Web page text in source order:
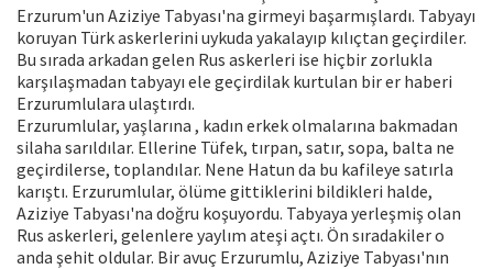
Erzurum'un Aziziye Tabyası'na girmeyi başarmışlardı. Tabyayı
koruyan Türk askerlerini uykuda yakalayıp kılıçtan geçirdiler.
Bu sırada arkadan gelen Rus askerleri ise hiçbir zorlukla
karşılaşmadan tabyayı ele geçirdilak kurtulan bir er haberi
Erzurumlulara ulaştırdı.
Erzurumlular, yaşlarına , kadın erkek olmalarına bakmadan
silaha sarıldılar. Ellerine Tüfek, tırpan, satır, sopa, balta ne
geçirdilerse, toplandılar. Nene Hatun da bu kafileye satırla
karıştı. Erzurumlular, ölüme gittiklerini bildikleri halde,
Aziziye Tabyası'na doğru koşuyordu. Tabyaya yerleşmiş olan
Rus askerleri, gelenlere yaylım ateşi açtı. Ön sıradakiler o
anda şehit oldular. Bir avuç Erzurumlu, Aziziye Tabyası'nın